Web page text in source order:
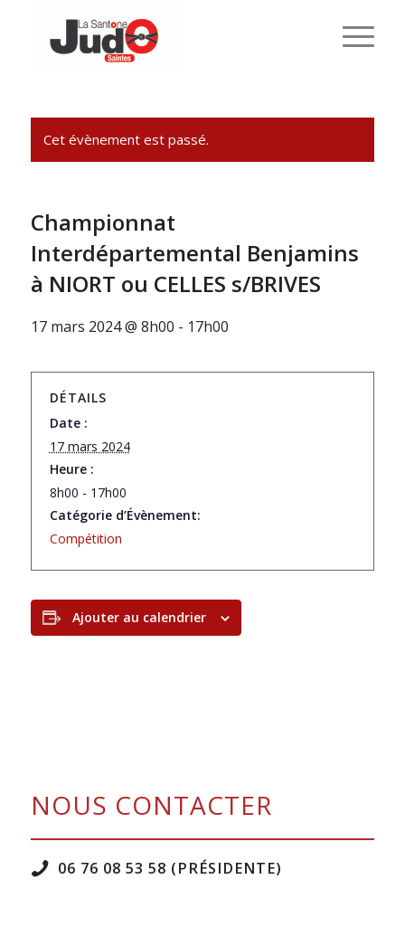
Cet évènement est passé.
Championnat
Interdépartemental Benjamins
à NIORT ou CELLES s/BRIVES
17 mars 2024 @ 8h00 - 17h00
DÉTAILS
Date :
17 mars 2024
Heure :
8h00 - 17h00
Catégorie d’Évènement:
Compétition
Ajouter au calendrier
NOUS CONTACTER
06 76 08 53 58 (PRÉSIDENTE)